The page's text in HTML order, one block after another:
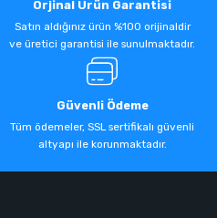
Orjinal Ürün Garantisi
Satın aldığınız ürün %100 orijinaldir
ve üretici garantisi ile sunulmaktadır.
Güvenli Ödeme
Tüm ödemeler, SSL sertifikalı güvenli
altyapı ile korunmaktadır.